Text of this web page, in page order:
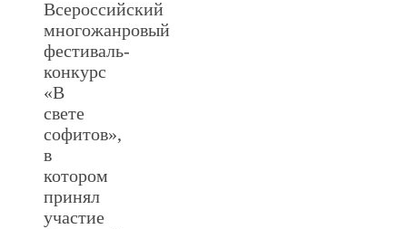
Всероссийский
многожанровый
фестиваль-
конкурс
«В
свете
софитов»,
в
котором
принял
участие